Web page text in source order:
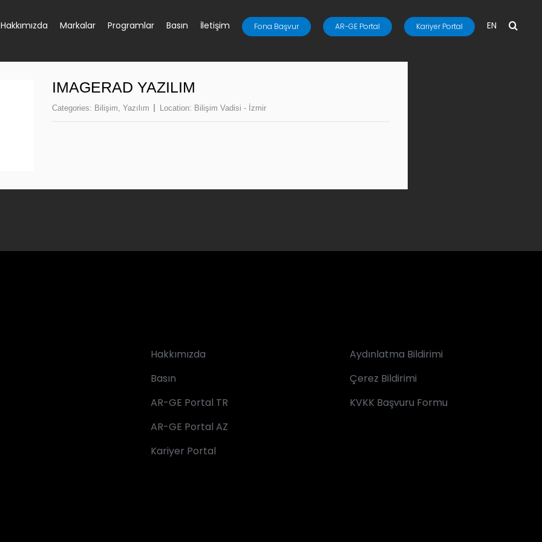
Hakkımızda Markalar Programlar Basın İletişim Fona Başvur AR-GE Portal Kariyer Portal EN
IMAGERAD YAZILIM
Categories: Bilişim, Yazılım Location: Bilişim Vadisi - İzmir
Hakkımızda
Basın
AR-GE Portal TR
AR-GE Portal AZ
Kariyer Portal
Aydınlatma Bildirimi
Çerez Bildirimi
KVKK Başvuru Formu